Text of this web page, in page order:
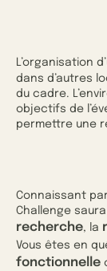
L’organisation
dans d’autres
du cadre.
objectifs de
permettre une
Connaissant
Challenge
recherche, la
Vous êtes en
fonctionnelle